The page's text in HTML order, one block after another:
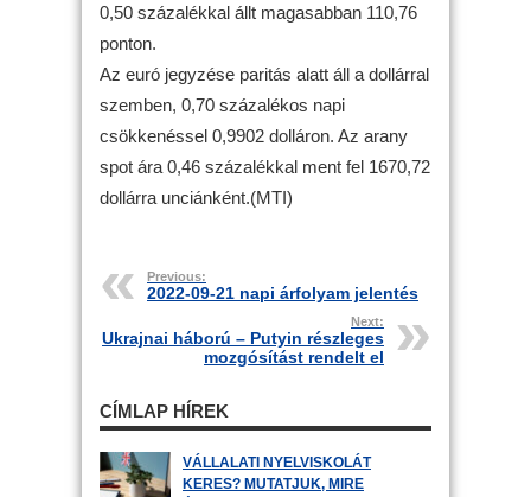
0,50 százalékkal állt magasabban 110,76
ponton.
Az euró jegyzése paritás alatt áll a dollárral
szemben, 0,70 százalékos napi
csökkenéssel 0,9902 dolláron. Az arany
spot ára 0,46 százalékkal ment fel 1670,72
dollárra unciánként.(MTI)
Previous:
2022-09-21 napi árfolyam jelentés
Next:
Ukrajnai háború – Putyin részleges
mozgósítást rendelt el
CÍMLAP HÍREK
VÁLLALATI NYELVISKOLÁT
KERES? MUTATJUK, MIRE